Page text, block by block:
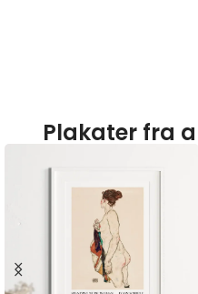
Plakater fra